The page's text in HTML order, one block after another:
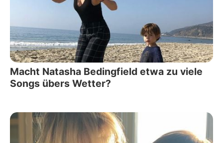
Macht Natasha Bedingfield etwa zu viele
Songs übers Wetter?